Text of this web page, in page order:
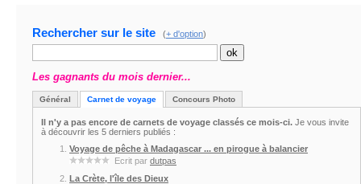
Rechercher sur le site (+ d'option)
Les gagnants du mois dernier...
Général Carnet de voyage Concours Photo
Il n'y a pas encore de carnets de voyage classés ce mois-ci. Je vous invite
à découvrir les 5 derniers publiés :
Voyage de pêche à Madagascar ... en pirogue à balancier
Ecrit par dutpas
La Crète, l'île des Dieux